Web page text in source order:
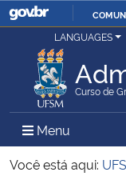
Ministério da Justiça e
Ministério da Defesa
Ministério das Relações
LANGUAGES
Curso de
Menu Menu
Você está aqui: